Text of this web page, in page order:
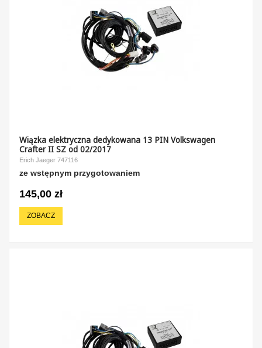
Wiązka elektryczna dedykowana 13 PIN Volkswagen
Crafter II SZ od 02/2017
Erich Jaeger 747116
ze wstępnym przygotowaniem
145,00 zł
ZOBACZ